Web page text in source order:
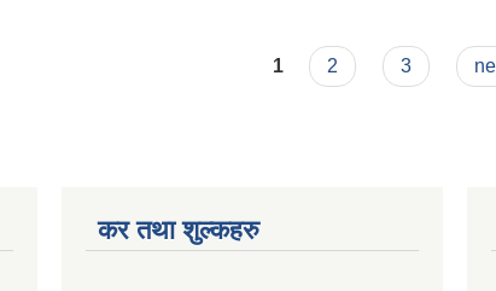
1 2 3
कर तथा शुल्कहरु